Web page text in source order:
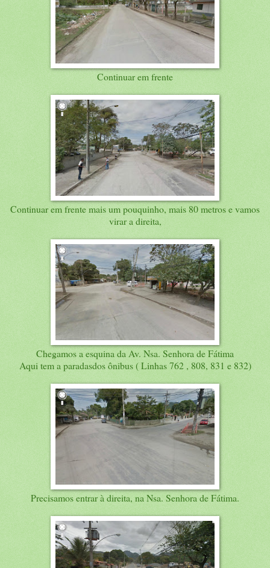
Continuar em frente
Continuar em frente mais um pouquinho, mais 80 metros e vamos
virar a direita,
Chegamos a esquina da Av. Nsa. Senhora de Fátima
Aqui tem a paradasdos ônibus ( Linhas 762 , 808, 831 e 832)
Precisamos entrar à direita, na Nsa. Senhora de Fátima.